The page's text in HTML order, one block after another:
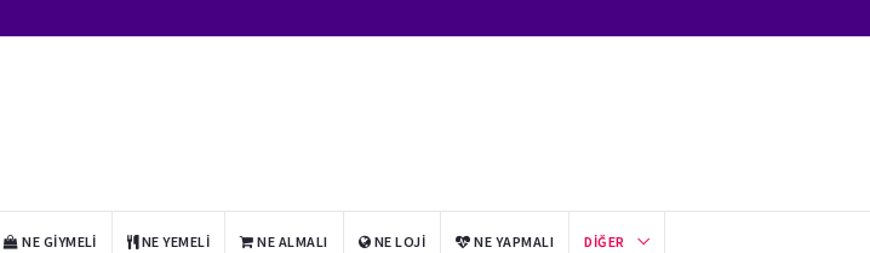
NE GIYMELI NE YEMELI NE ALMALI NE LOJI NE YAPMALI DIĞER